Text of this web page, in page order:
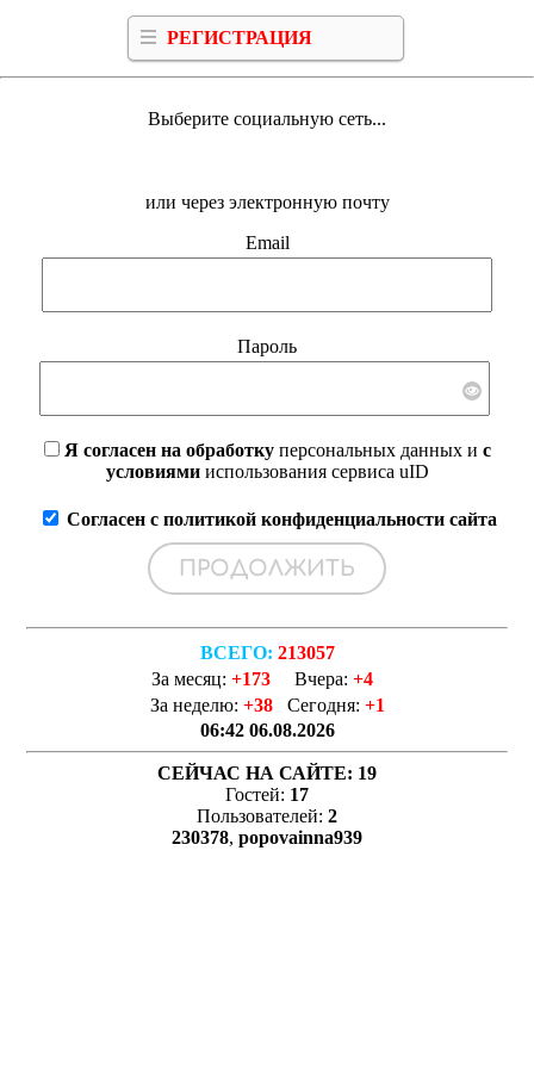
РЕГИСТРАЦИЯ
Выберите социальную сеть...
или через электронную почту
Email
Пароль
Я согласен на обработкуперсональных данных и с
условиямииспользования сервиса uID
Согласен с политикой конфиденциальности сайта
ВСЕГО: 213057
За месяц: +173 Вчера: +4
За неделю: +38 Сегодня: +1
06:42 06.08.2026
СЕЙЧАС НА САЙТЕ: 19
Гостей: 17
Пользователей: 2
230378, popovainna939